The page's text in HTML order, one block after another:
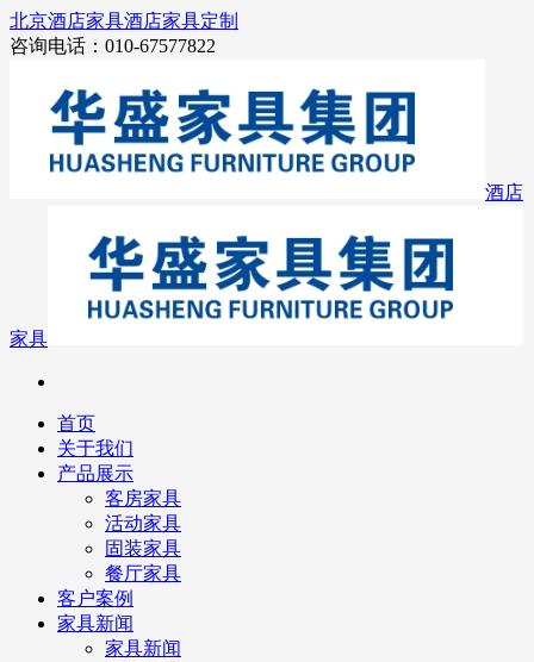
北京酒店家具酒店家具定制
咨询电话：010-67577822
酒店
家具
首页
关于我们
产品展示
客房家具
活动家具
固装家具
餐厅家具
客户案例
家具新闻
家具新闻